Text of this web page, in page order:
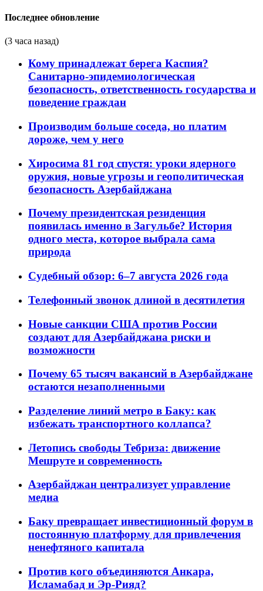
Последнее обновление
(3 часа назад)
Кому принадлежат берега Каспия?
Санитарно-эпидемиологическая
безопасность, ответственность государства и
поведение граждан
Производим больше соседа, но платим
дороже, чем у него
Хиросима 81 год спустя: уроки ядерного
оружия, новые угрозы и геополитическая
безопасность Азербайджана
Почему президентская резиденция
появилась именно в Загульбе? История
одного места, которое выбрала сама
природа
Судебный обзор: 6–7 августа 2026 года
Телефонный звонок длиной в десятилетия
Новые санкции США против России
создают для Азербайджана риски и
возможности
Почему 65 тысяч вакансий в Азербайджане
остаются незаполненными
Разделение линий метро в Баку: как
избежать транспортного коллапса?
Летопись свободы Тебриза: движение
Мешруте и современность
Азербайджан централизует управление
медиа
Баку превращает инвестиционный форум в
постоянную платформу для привлечения
ненефтяного капитала
Против кого объединяются Анкара,
Исламабад и Эр-Рияд?